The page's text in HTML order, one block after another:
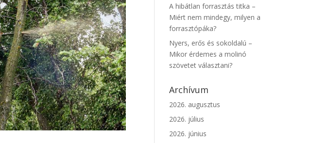
A hibátlan forrasztás titka –
Miért nem mindegy, milyen a
forrasztópáka?
Nyers, erős és sokoldalú –
Mikor érdemes a molinó
szövetet választani?
Archívum
2026. augusztus
2026. július
2026. június